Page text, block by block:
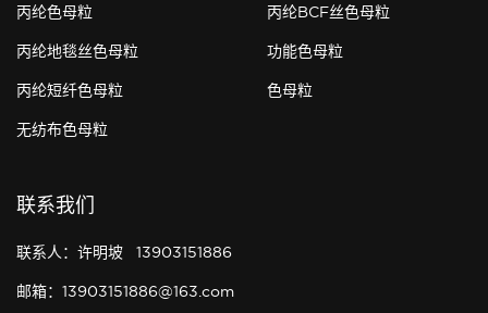
丙纶色母粒 丙纶BCF丝色母粒
丙纶地毯丝色母粒 功能色母粒
丙纶短纤色母粒 色母粒
无纺布色母粒
联系我们
联系人：许明坡 13903151886
邮箱：13903151886@163.com